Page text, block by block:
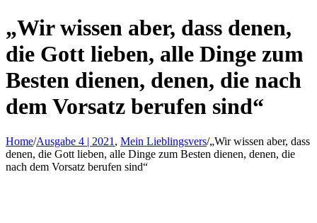
„Wir wissen aber, dass denen,
die Gott lieben, alle Dinge zum
Besten dienen, denen, die nach
dem Vorsatz berufen sind“
Home/Ausgabe 4 | 2021 , Mein Lieblingsvers/„Wir wissen aber, dass
denen, die Gott lieben, alle Dinge zum Besten dienen, denen, die
nach dem Vorsatz berufen sind“